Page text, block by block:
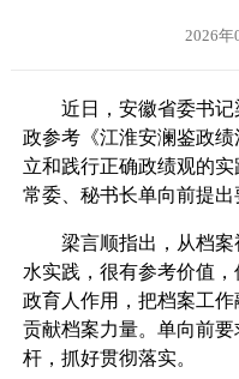
2026年
近日，安徽省委书
政参考《江淮安澜鉴政
立和践行正确政绩观的
常委、秘书长单向前提出
梁言顺指出，从档
水实践，很有参考价值
政育人作用，把档案工
贡献档案力量。单向前
杆，抓好贯彻落实。